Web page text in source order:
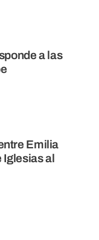
a las
Emilia
Iglesias al